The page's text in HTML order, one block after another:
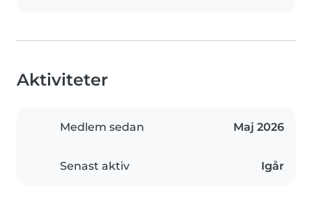
Aktiviteter
Medlem sedan Maj 2026
Senast aktiv Igår